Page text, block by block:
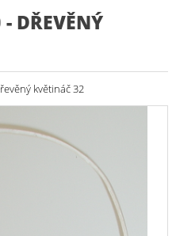
- DŘEVĚNÝ
květináč 32